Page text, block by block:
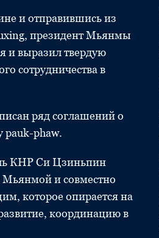
и отправившись из
президент Мьянмы
и выразил твердую
сотрудничества в
ряд соглашений о
pauk-phaw.
КНР Си Цзиньпин
Мьянмой и совместно
которое опирается на
координацию в